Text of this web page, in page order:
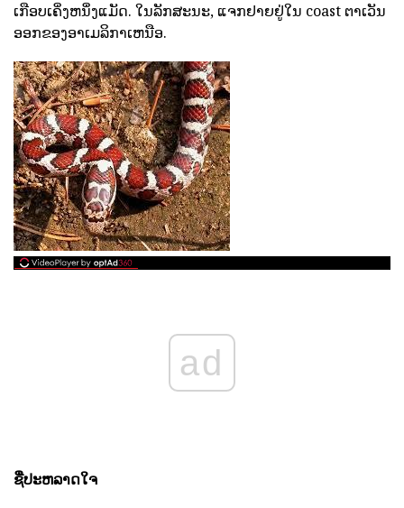
ເກືອບເຄິ່ງຫນຶ່ງແມັດ. ໃນລັກສະນະ, ແຈກຢາຍຢູ່ໃນ coast ຕາເວັນ
ອອກຂອງອາເມລິກາເຫນືອ.
ad
ຊື່ປະຫລາດໃຈ